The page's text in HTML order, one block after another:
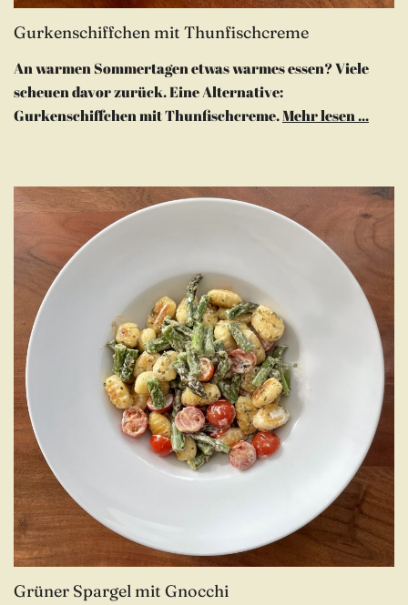
Gurkenschiffchen mit Thunfischcreme
An warmen Sommertagen etwas warmes essen? Viele
scheuen davor zurück. Eine Alternative:
Gurkenschiffchen mit Thunfischcreme.Mehr lesen ...
Grüner Spargel mit Gnocchi